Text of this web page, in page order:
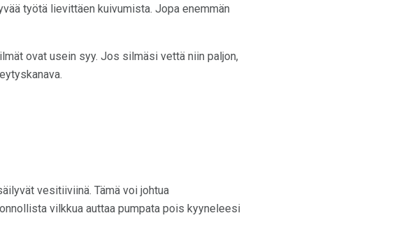
työtä lievittäen kuivumista. Jopa enemmän
ovat usein syy. Jos silmäsi vettä niin paljon,
vesitiiviinä. Tämä voi johtua
vilkkua auttaa pumpata pois kyyneleesi